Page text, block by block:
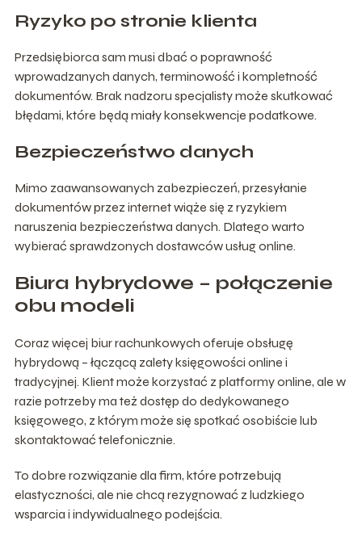
Ryzyko po stronie klienta
Przedsiębiorca sam musi dbać o poprawność
wprowadzanych danych, terminowość i kompletność
dokumentów. Brak nadzoru specjalisty może skutkować
błędami, które będą miały konsekwencje podatkowe.
Bezpieczeństwo danych
Mimo zaawansowanych zabezpieczeń, przesyłanie
dokumentów przez internet wiąże się z ryzykiem
naruszenia bezpieczeństwa danych. Dlatego warto
wybierać sprawdzonych dostawców usług online.
Biura hybrydowe – połączenie
obu modeli
Coraz więcej biur rachunkowych oferuje obsługę
hybrydową – łączącą zalety księgowości online i
tradycyjnej. Klient może korzystać z platformy online, ale w
razie potrzeby ma też dostęp do dedykowanego
księgowego, z którym może się spotkać osobiście lub
skontaktować telefonicznie.
To dobre rozwiązanie dla firm, które potrzebują
elastyczności, ale nie chcą rezygnować z ludzkiego
wsparcia i indywidualnego podejścia.